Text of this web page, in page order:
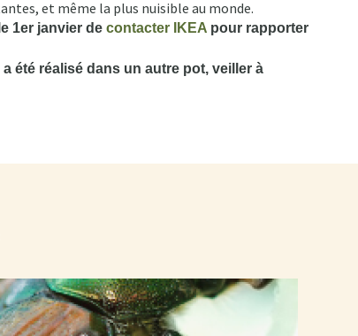
et même la plus nuisible au monde.
1er janvier de contacter IKEA pour rapporter
été réalisé dans un autre pot, veiller à